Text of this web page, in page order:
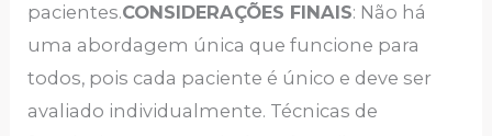
pacientes.CONSIDERAÇÕES FINAIS: Não há
uma abordagem única que funcione para
todos, pois cada paciente é único e deve ser
avaliado individualmente. Técnicas de